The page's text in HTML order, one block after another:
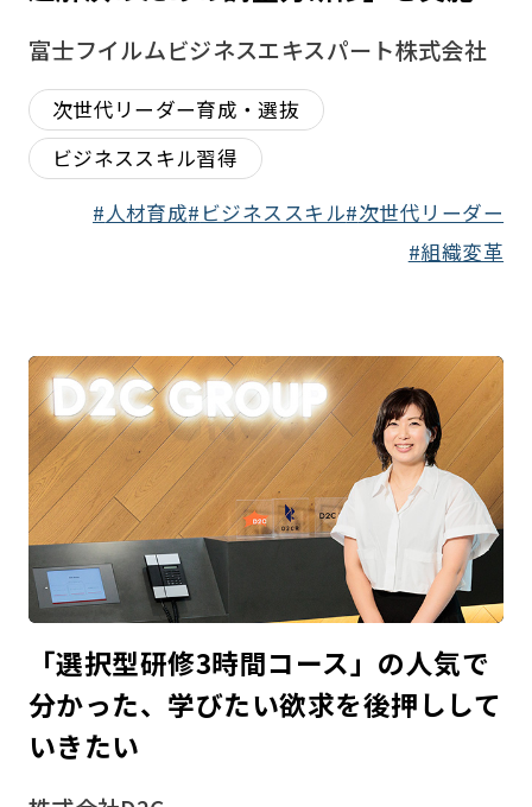
富⼠フイルムビジネスエキスパート株式会社
次世代リーダー育成・選抜
ビジネススキル習得
人材育成
ビジネススキル 次世代リーダー
組織変革
「選択型研修3時間コース」の人気で
分かった、学びたい欲求を後押しして
いきたい